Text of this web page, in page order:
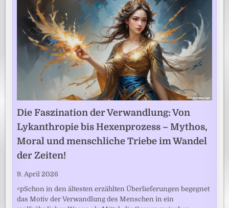
Die Faszination der Verwandlung: Von
Lykanthropie bis Hexenprozess – Mythos,
Moral und menschliche Triebe im Wandel
der Zeiten!
9. April 2026
<pSchon in den ältesten erzählten Überlieferungen begegnet
das Motiv der Verwandlung des Menschen in ein